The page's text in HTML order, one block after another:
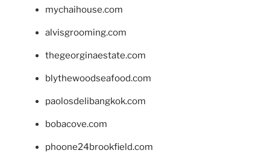
mychaihouse.com
alvisgrooming.com
thegeorginaestate.com
blythewoodseafood.com
paolosdelibangkok.com
bobacove.com
phoone24brookfield.com